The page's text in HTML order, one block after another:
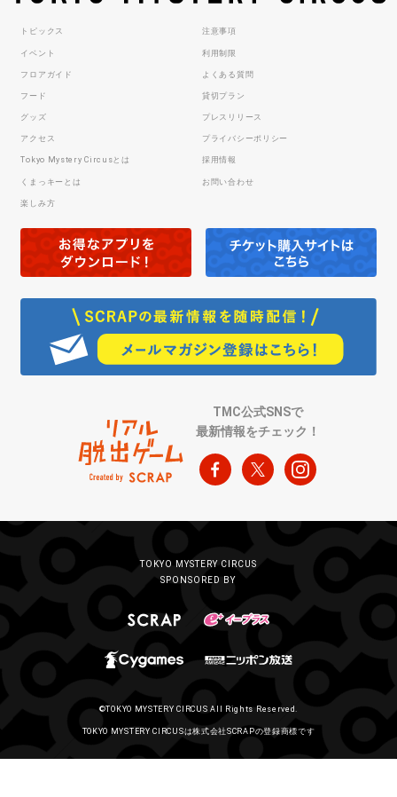
トピックス
イベント
フロアガイド
フード
グッズ
アクセス
Tokyo Mystery Circusとは
くまっキーとは
楽しみ方
注意事項
利用制限
よくある質問
貸切プラン
プレスリリース
プライバシーポリシー
採用情報
お問い合わせ
TMC公式SNSで
最新情報をチェック！
TOKYO MYSTERY CIRCUS
SPONSORED BY
©TOKYO MYSTERY CIRCUS All Rights Reserved.
TOKYO MYSTERY CIRCUSは株式会社SCRAPの登録商標です